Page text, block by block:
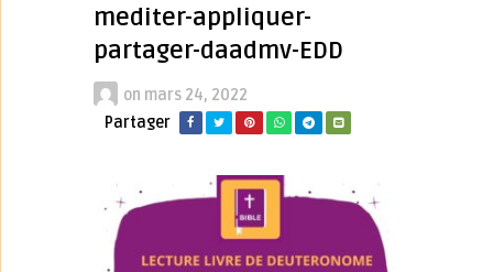
mediter-appliquer-
partager-daadmv-EDD
on mars 24, 2022
Partager